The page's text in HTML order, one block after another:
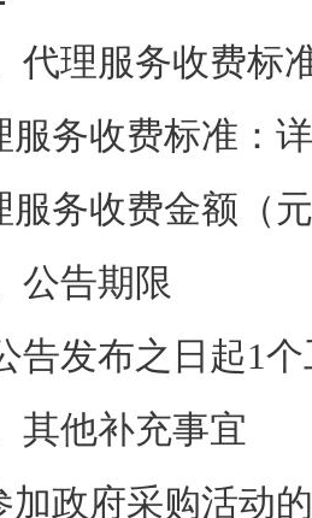
代理服务收费标
服务收费标准：
服务收费金额（
公告期限
告发布之日起1
其他补充事宜
加政府采购活动